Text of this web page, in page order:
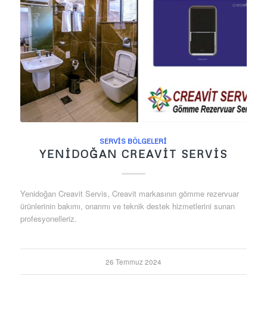
SERVIS BÖLGELERI
YENIDOĞAN CREAVIT SERVIS
Yenidoğan Creavit Servis, Creavit markasının gömme rezervuar
ürünlerinin bakımı, onarımı ve teknik destek hizmetlerini sunan
profesyonelleriz.
26 Temmuz 2024